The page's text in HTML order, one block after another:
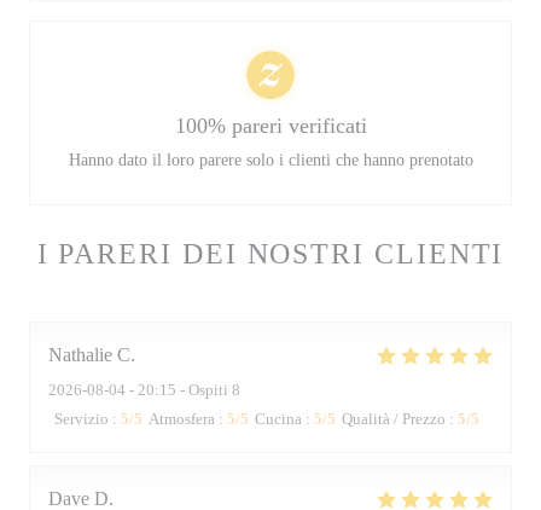
I PARERI DEI NOSTRI CLIENTI
Nathalie C
2026-08-04 - 20:15 - Ospiti 8
Servizio : 5/5 Atmosfera : 5/5 Cucina : 5/5 Qualità / Prezzo : 5/5
Dave D
100% pareri verificati
Hanno dato il loro parere solo i clienti che hanno prenotato